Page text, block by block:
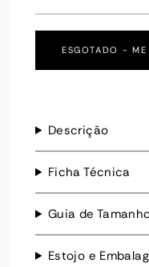
ESGOTADO -
Descrição
Ficha Técnica
Guia de
Estojo e